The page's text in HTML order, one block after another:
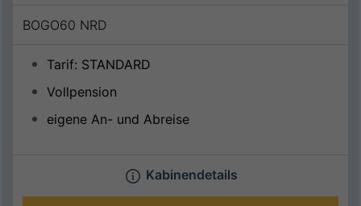
BOGO60 NRD
Tarif: STANDARD
Vollpension
eigene An- und Abreise
Kabinendetails